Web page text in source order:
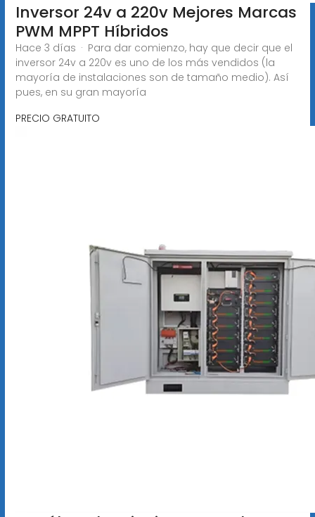
Inversor 24v a 220v Mejores Marcas
PWM MPPT Híbridos
Hace 3 días · Para dar comienzo, hay que decir que el
inversor 24v a 220v es uno de los más vendidos (la
mayoría de instalaciones son de tamaño medio). Así
pues, en su gran mayoría
PRECIO GRATUITO